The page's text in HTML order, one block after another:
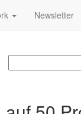
Newsletter